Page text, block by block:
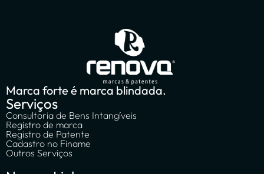
Marca forte é marca blindada.
Serviços
Consultoria de Bens Intangíveis
Registro de marca
Registro de Patente
Cadastro no Finame
Outros Serviços